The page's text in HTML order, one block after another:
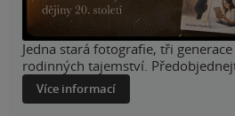
Jedna stará fotografie, tři
rodinných tajemství.
Více informací